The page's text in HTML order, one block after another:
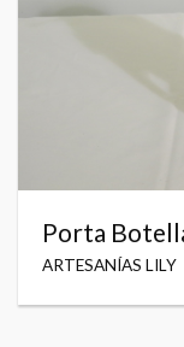
Porta
ARTESANÍAS LILY